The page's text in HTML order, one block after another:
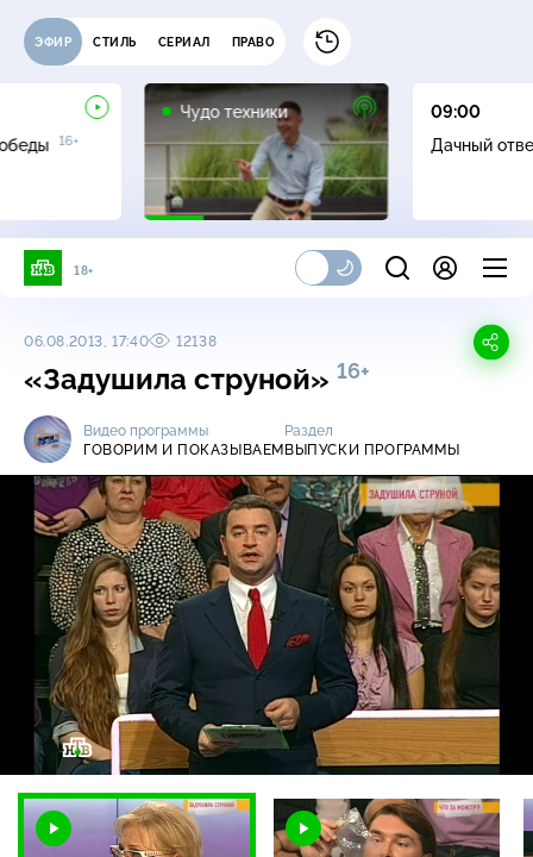
ЭФИР СТИЛЬ СЕРИАЛ ПРАВО
16+
Чудо техники
09:00
Дачный
18+
06.08.2013, 17:40 12138
«Задушила струной» 16+
Видео программы
ГОВОРИМ И ПОКАЗЫВАЕМ
Раздел
ВЫПУСКИ ПРОГРАММЫ
Загрузка:
1.79%